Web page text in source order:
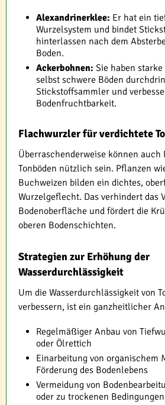
Alexandrinerklee: Er hat ein
Wurzelsystem und bindet
hinterlassen nach dem
Boden.
Ackerbohnen: Sie haben
selbst schwere Böden
Stickstoffsammler und
Bodenfruchtbarkeit.
Flachwurzler für verdichtete
Überraschenderweise können
Tonböden nützlich sein. Pflanzen
Buchweizen bilden ein dichtes,
Wurzelgeflecht. Das verhindert das
Bodenoberfläche und fördert die
oberen Bodenschichten.
Strategien zur Erhöhung der
Wasserdurchlässigkeit
Um die Wasserdurchlässigkeit von
verbessern, ist ein ganzheitlicher
Regelmäßiger Anbau von
oder Ölrettich
Einarbeitung von organischem
Förderung des Bodenlebens
Vermeidung von
oder zu trockenen Bedingungen